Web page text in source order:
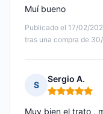
Publicado el 17/02/
tras una compra de
Muí bueno
S
Sergio A.
Nota: 5 de 5
Muy bien el trato ,